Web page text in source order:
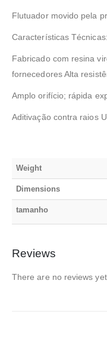
Flutuador movido pela
Características Técnicas:
Fabricado com resina
fornecedores Alta
Amplo orifício; rápida
Aditivação contra raios
Weight
Dimensions
tamanho
Reviews
There are no reviews